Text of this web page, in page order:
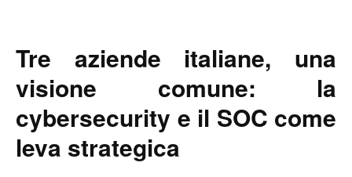
Tre aziende italiane, una
visione comune: la
cybersecurity e il SOC come
leva strategica